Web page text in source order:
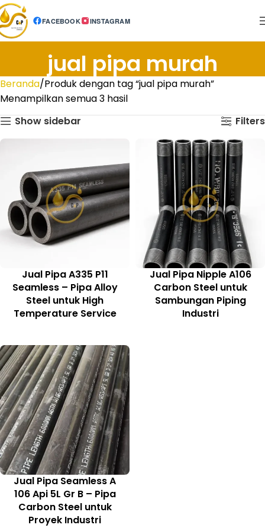
FACEBOOK INSTAGRAM
jual pipa murah
Beranda Produk dengan tag “jual pipa murah”
Menampilkan semua 3 hasil
Show sidebar
Filters
Jual Pipa A335 P11
Seamless – Pipa Alloy
Steel untuk High
Temperature Service
Jual Pipa Nipple A106
Carbon Steel untuk
Sambungan Piping
Industri
Jual Pipa Seamless A
106 Api 5L Gr B – Pipa
Carbon Steel untuk
Proyek Industri